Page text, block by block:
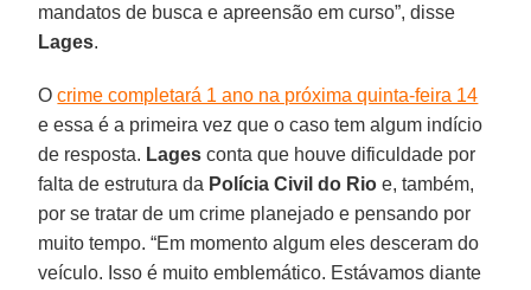
mandatos de busca e apreensão em curso”, disse
Lages.
Ocrime completará 1 ano na próxima quinta-feira 14
e essa é a primeira vez que o caso tem algum indício
de resposta. Lages conta que houve dificuldade por
falta de estrutura da Polícia Civil do Rio e, também,
por se tratar de um crime planejado e pensando por
muito tempo. “Em momento algum eles desceram do
veículo. Isso é muito emblemático. Estávamos diante